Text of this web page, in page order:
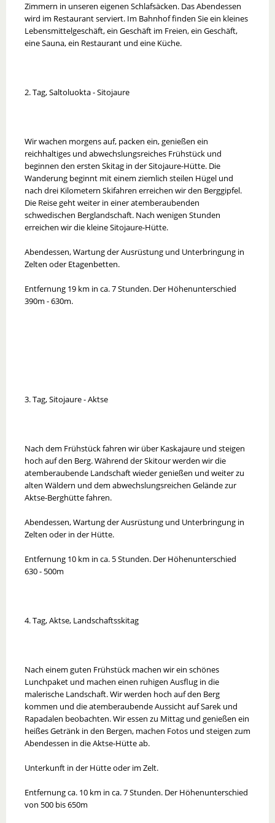
Zimmern in unseren eigenen Schlafsäcken. Das Abendessen
wird im Restaurant serviert. Im Bahnhof finden Sie ein kleines
Lebensmittelgeschäft, ein Geschäft im Freien, ein Geschäft,
eine Sauna, ein Restaurant und eine Küche.
2. Tag, Saltoluokta - Sitojaure
Wir wachen morgens auf, packen ein, genießen ein
reichhaltiges und abwechslungsreiches Frühstück und
beginnen den ersten Skitag in der Sitojaure-Hütte. Die
Wanderung beginnt mit einem ziemlich steilen Hügel und
nach drei Kilometern Skifahren erreichen wir den Berggipfel.
Die Reise geht weiter in einer atemberaubenden
schwedischen Berglandschaft. Nach wenigen Stunden
erreichen wir die kleine Sitojaure-Hütte.
Abendessen, Wartung der Ausrüstung und Unterbringung in
Zelten oder Etagenbetten.
Entfernung 19 km in ca. 7 Stunden. Der Höhenunterschied
390m - 630m.
3. Tag, Sitojaure - Aktse
Nach dem Frühstück fahren wir über Kaskajaure und steigen
hoch auf den Berg. Während der Skitour werden wir die
atemberaubende Landschaft wieder genießen und weiter zu
alten Wäldern und dem abwechslungsreichen Gelände zur
Aktse-Berghütte fahren.
Abendessen, Wartung der Ausrüstung und Unterbringung in
Zelten oder in der Hütte.
Entfernung 10 km in ca. 5 Stunden. Der Höhenunterschied
630 - 500m
4. Tag, Aktse, Landschaftsskitag
Nach einem guten Frühstück machen wir ein schönes
Lunchpaket und machen einen ruhigen Ausflug in die
malerische Landschaft. Wir werden hoch auf den Berg
kommen und die atemberaubende Aussicht auf Sarek und
Rapadalen beobachten. Wir essen zu Mittag und genießen ein
heißes Getränk in den Bergen, machen Fotos und steigen zum
Abendessen in die Aktse-Hütte ab.
Unterkunft in der Hütte oder im Zelt.
Entfernung ca. 10 km in ca. 7 Stunden. Der Höhenunterschied
von 500 bis 650m